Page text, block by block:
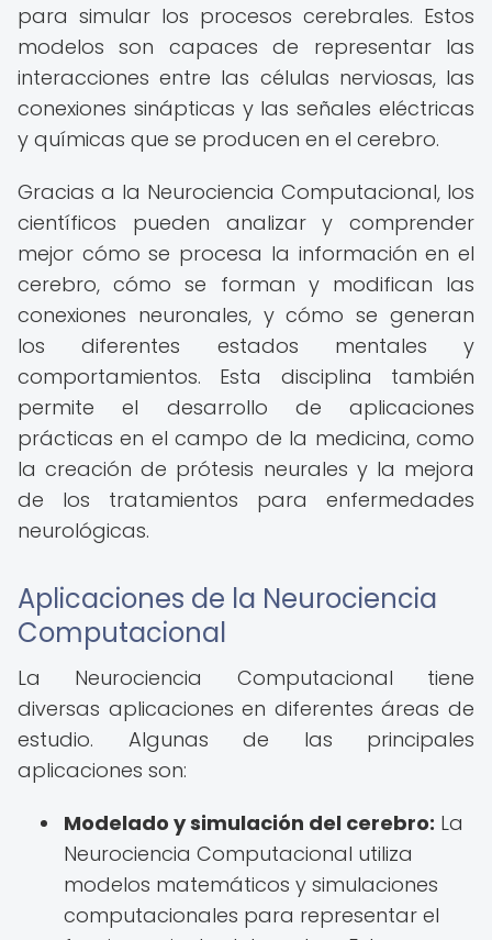
para simular los procesos cerebrales. Estos
modelos son capaces de representar las
interacciones entre las células nerviosas, las
conexiones sinápticas y las señales eléctricas
y químicas que se producen en el cerebro.
Gracias a la Neurociencia Computacional, los
científicos pueden analizar y comprender
mejor cómo se procesa la información en el
cerebro, cómo se forman y modifican las
conexiones neuronales, y cómo se generan
los diferentes estados mentales y
comportamientos. Esta disciplina también
permite el desarrollo de aplicaciones
prácticas en el campo de la medicina, como
la creación de prótesis neurales y la mejora
de los tratamientos para enfermedades
neurológicas.
Aplicaciones de la Neurociencia
Computacional
La Neurociencia Computacional tiene
diversas aplicaciones en diferentes áreas de
estudio. Algunas de las principales
aplicaciones son:
Modelado y simulación del cerebro: La
Neurociencia Computacional utiliza
modelos matemáticos y simulaciones
computacionales para representar el